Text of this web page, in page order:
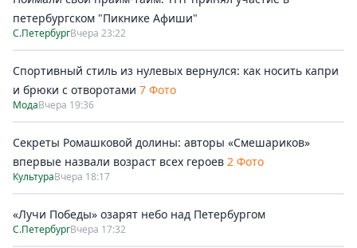
петербургском "Пикнике Афиши"
С.ПетербургВчера 23:22
Спортивный стиль из нулевых вернулся: как носить капри
и брюки с отворотами 7 Фото
МодаВчера 19:36
Секреты Ромашковой долины: авторы «Смешариков»
впервые назвали возраст всех героев 2 Фото
КультураВчера 18:17
«Лучи Победы» озарят небо над Петербургом
С.ПетербургВчера 17:32